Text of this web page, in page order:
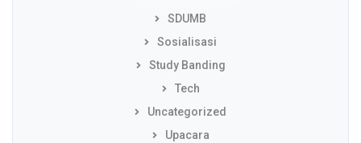
SDUMB
Sosialisasi
Study Banding
Tech
Uncategorized
Upacara